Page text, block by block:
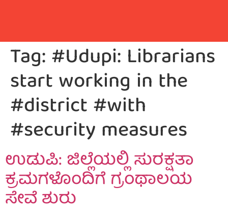
Tag:#Udupi: Librarians
start working in the
#district #with
#security measures
ಉಡುಪಿ: ಜಿಲ್ಲೆಯಲ್ಲಿ ಸುರಕ್ಷತಾ
ಕ್ರಮಗಳೊಂದಿಗೆ ಗ್ರಂಥಾಲಯ
ಸೇವೆ ಶುರು